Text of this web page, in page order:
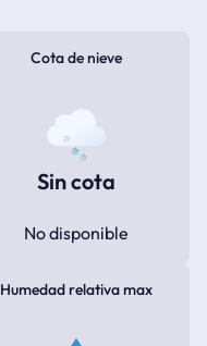
Cota de nieve
Sin cota
No disponible
Humedad relativa max